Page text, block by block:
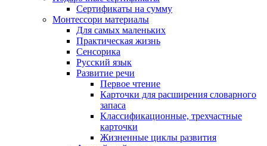
Сертификаты на сумму
Монтессори материалы
Для самых маленьких
Практическая жизнь
Сенсорика
Русский язык
Развитие речи
Первое чтение
Карточки для расширения словарного
запаса
Классификационные, трехчастные
карточки
Жизненные циклы развития